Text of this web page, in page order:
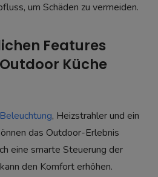
um Schäden zu vermeiden.
Features
Küche
, Heizstrahler und ein
das Outdoor-Erlebnis
eine smarte Steuerung der
den Komfort erhöhen.